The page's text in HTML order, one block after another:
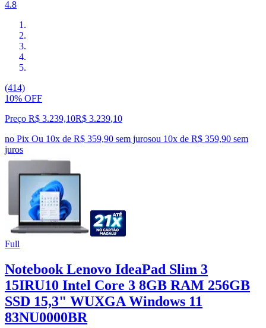
4.8
(414)
10% OFF
Preço R$ 3.239,10R$ 3.239,10
no Pix Ou 10x de R$ 359,90 sem jurosou 10x de R$ 359,90 sem
juros
Full
Notebook Lenovo IdeaPad Slim 3
15IRU10 Intel Core 3 8GB RAM 256GB
SSD 15,3" WUXGA Windows 11
83NU0000BR